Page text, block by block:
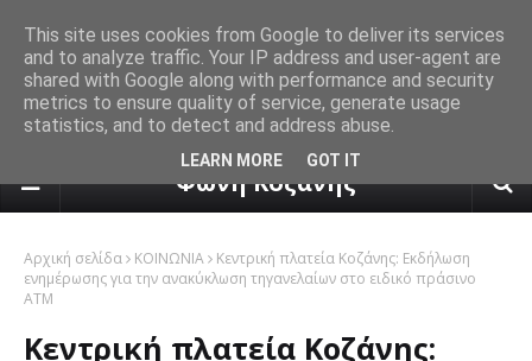
πρόγνωση καιρού από το
Φωνή Κοζάνης
Αρχική σελίδα ΚΟΙΝΩΝΙΑ
Κεντρική πλατεία Κοζάνης: Εκδήλωση
ενημέρωσης για την ανακύκλωση τηγανελαίων στο ειδικό πράσινο
ΑΤΜ
Κεντρική πλατεία Κοζάνης:
This site uses cookies from Google to deliver its services
and to analyze traffic. Your IP address and user-agent are
shared with Google along with performance and security
metrics to ensure quality of service, generate usage
statistics, and to detect and address abuse.
LEARN MORE GOT IT